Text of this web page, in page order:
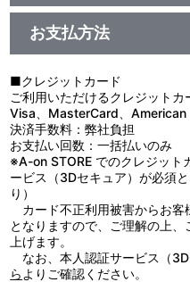
お支払方法
■クレジットカード
ご利用いただけるクレジットカ
Visa、MasterCard、
決済手数料：弊社負担
お支払い回数：一括払いのみ
※A-on STORE でのクレジット
ービス（3Dセキュア）が必須
り）
カード不正利用被害からお客
となりますので、ご理解の上
上げます。
なお、本人認証サービス（
ら よりご確認ください。